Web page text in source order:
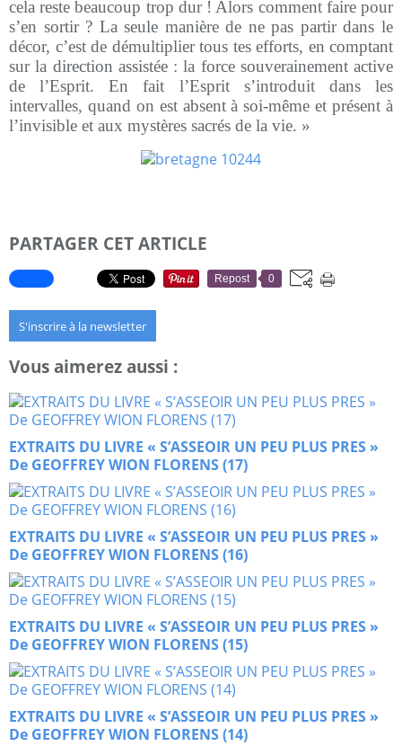
cela reste beaucoup trop dur ! Alors comment faire pour
s’en sortir ? La seule manière de ne pas partir dans le
décor, c’est de démultiplier tous tes efforts, en comptant
sur la direction assistée : la force souverainement active
de l’Esprit. En fait l’Esprit s’introduit dans les
intervalles, quand on est absent à soi-même et présent à
l’invisible et aux mystères sacrés de la vie. »
PARTAGER CET ARTICLE
Repost 0
S'inscrire à la newsletter
Vous aimerez aussi :
EXTRAITS DU LIVRE « S’ASSEOIR UN PEU PLUS PRES »
De GEOFFREY WION FLORENS (17)
EXTRAITS DU LIVRE « S’ASSEOIR UN PEU PLUS PRES »
De GEOFFREY WION FLORENS (16)
EXTRAITS DU LIVRE « S’ASSEOIR UN PEU PLUS PRES »
De GEOFFREY WION FLORENS (15)
EXTRAITS DU LIVRE « S’ASSEOIR UN PEU PLUS PRES »
De GEOFFREY WION FLORENS (14)